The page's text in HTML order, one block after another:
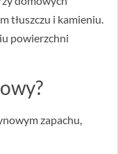
tłuszczu i kamieniu.
powierzchni
zapachu,